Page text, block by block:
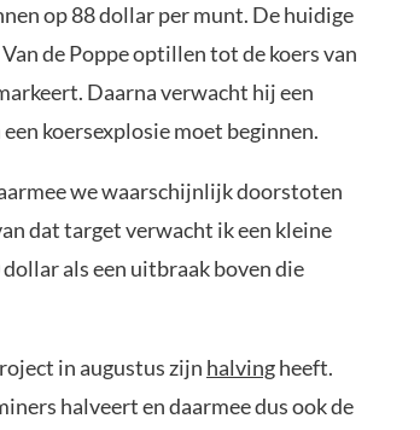
op 88 dollar per munt. De huidige
de Poppe optillen tot de koers van
Daarna verwacht hij een
koersexplosie moet beginnen.
we waarschijnlijk doorstoten
dat target verwacht ik een kleine
als een uitbraak boven die
in augustus zijn halvingheeft.
halveert en daarmee dus ook de